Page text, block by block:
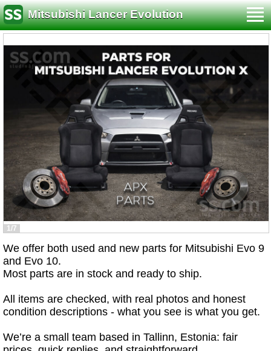
Mitsubishi Lancer Evolution
1/7
We offer both used and new parts for Mitsubishi Evo 9
and Evo 10.
Most parts are in stock and ready to ship.
All items are checked, with real photos and honest
condition descriptions - what you see is what you get.
We’re a small team based in Tallinn, Estonia: fair